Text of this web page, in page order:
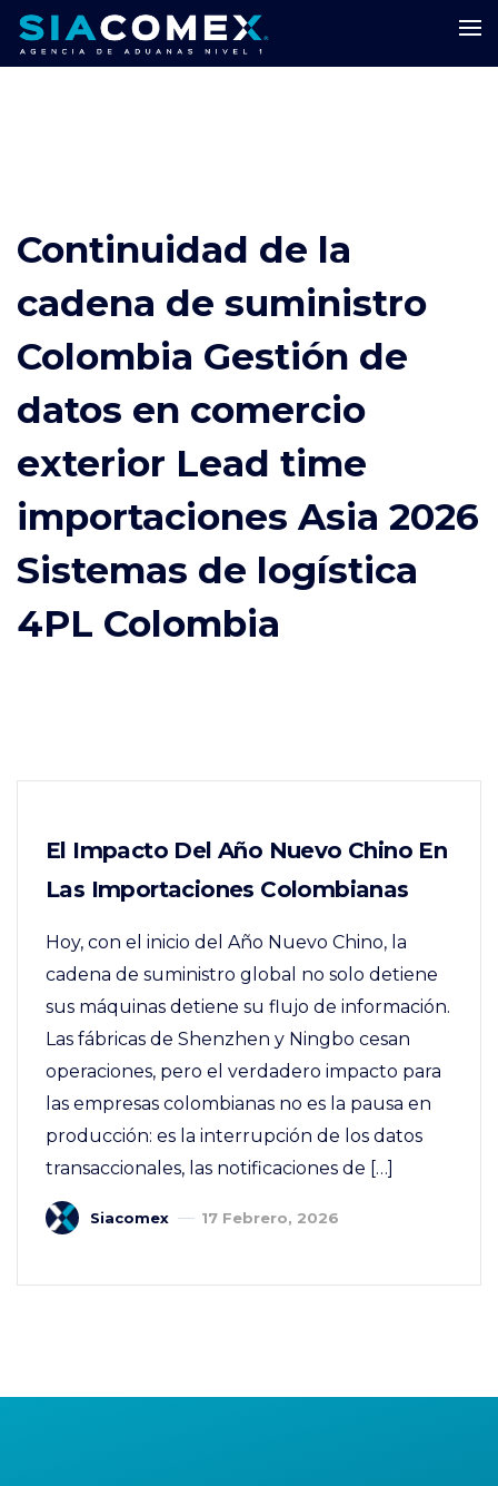
Continuidad de la
cadena de suministro
Colombia Gestión de
datos en comercio
exterior Lead time
importaciones Asia 2026
Sistemas de logística
4PL Colombia
El Impacto Del Año Nuevo Chino En
Las Importaciones Colombianas
Hoy, con el inicio del Año Nuevo Chino, la
cadena de suministro global no solo detiene
sus máquinas detiene su flujo de información.
Las fábricas de Shenzhen y Ningbo cesan
operaciones, pero el verdadero impacto para
las empresas colombianas no es la pausa en
producción: es la interrupción de los datos
transaccionales, las notificaciones de […]
Siacomex 17 Febrero, 2026